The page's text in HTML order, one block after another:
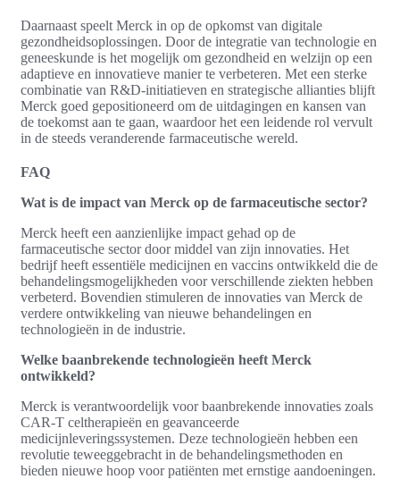
Daarnaast speelt Merck in op de opkomst van digitale
gezondheidsoplossingen. Door de integratie van technologie en
geneeskunde is het mogelijk om gezondheid en welzijn op een
adaptieve en innovatieve manier te verbeteren. Met een sterke
combinatie van R&D-initiatieven en strategische allianties blijft
Merck goed gepositioneerd om de uitdagingen en kansen van
de toekomst aan te gaan, waardoor het een leidende rol vervult
in de steeds veranderende farmaceutische wereld.
FAQ
Wat is de impact van Merck op de farmaceutische sector?
Merck heeft een aanzienlijke impact gehad op de
farmaceutische sector door middel van zijn innovaties. Het
bedrijf heeft essentiële medicijnen en vaccins ontwikkeld die de
behandelingsmogelijkheden voor verschillende ziekten hebben
verbeterd. Bovendien stimuleren de innovaties van Merck de
verdere ontwikkeling van nieuwe behandelingen en
technologieën in de industrie.
Welke baanbrekende technologieën heeft Merck
ontwikkeld?
Merck is verantwoordelijk voor baanbrekende innovaties zoals
CAR-T celtherapieën en geavanceerde
medicijnleveringssystemen. Deze technologieën hebben een
revolutie teweeggebracht in de behandelingsmethoden en
bieden nieuwe hoop voor patiënten met ernstige aandoeningen.